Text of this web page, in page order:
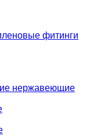
фитинги
нержавеющие